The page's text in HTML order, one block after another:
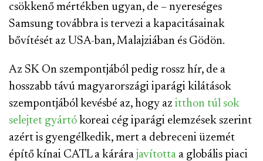
csökkenő mértékben ugyan, de – nyereséges
Samsung továbbra is tervezi a kapacitásainak
bővítését az USA-ban, Malajziában és Gödön.
Az SK On szempontjából pedig rossz hír, de a
hosszabb távú magyarországi iparági kilátások
szempontjából kevésbé az, hogy az itthon túl sok
selejtet gyártó koreai cég iparági elemzések szerint
azért is gyengélkedik, mert a debreceni üzemét
építő kínai CATL a kárára javította a globális piaci